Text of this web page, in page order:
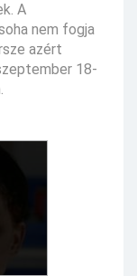
A
nem fogja
azért
18-